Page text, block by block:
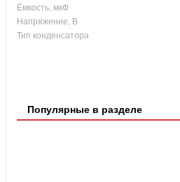
Ёмкость, мкФ
Напряжение, В
Тип конденсатора
Популярные в разделе